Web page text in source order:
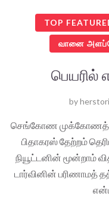
TOP
வானை
பெயரில்
by
செங்கோண
பிதாகரஸ் தேற்றம்
நியூட்டனின் மூன்றாம்
டார்வினின் பரிணாமத்